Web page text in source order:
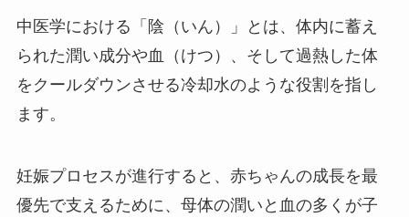
中医学における「陰（いん）」とは、体内に蓄え
られた潤い成分や血（けつ）、そして過熱した体
をクールダウンさせる冷却水のような役割を指し
ます。
妊娠プロセスが進行すると、赤ちゃんの成長を最
優先で支えるために、母体の潤いと血の多くが子